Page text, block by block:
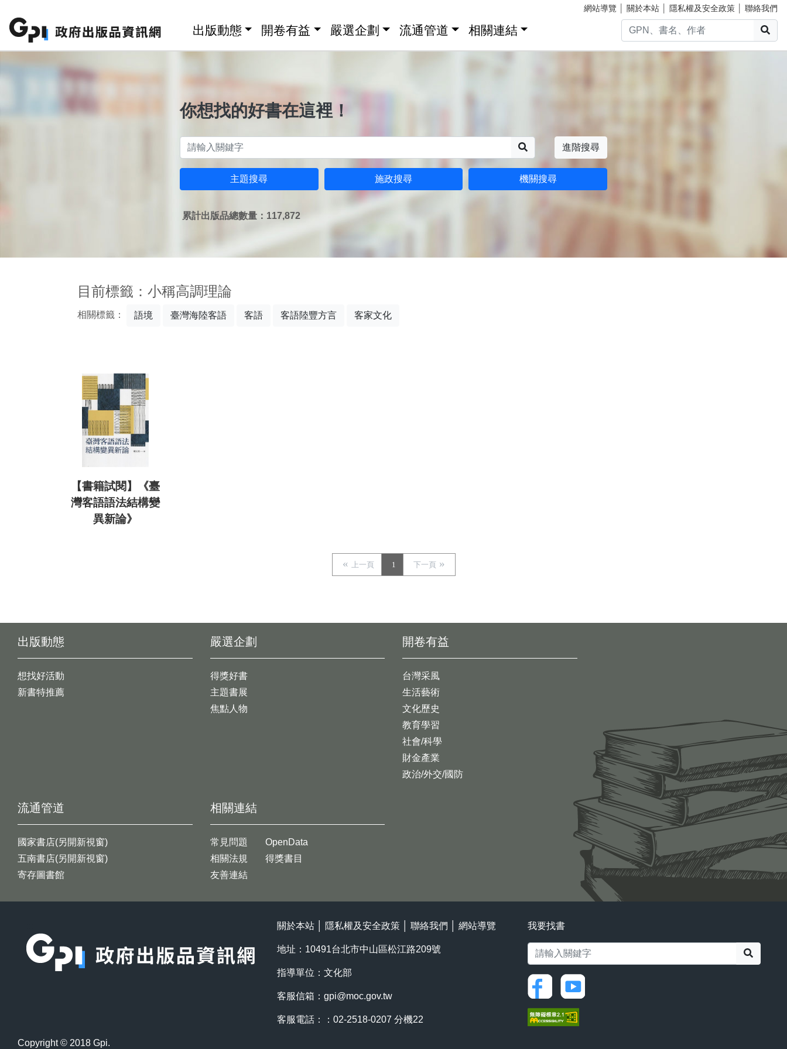
網站導覽 關於本站 隱私權及安全政策 聯絡我們
出版動態 開卷有益 嚴選企劃 流通管道 相關連結
你想找的好書在這裡！
進階搜尋
主題搜尋 施政搜尋 機關搜尋
累計出版品總數量：117,872
目前標籤：小稱高調理論
相關標籤： 語境 臺灣海陸客語 客語 客語陸豐方言 客家文化
【書籍試閱】《臺
灣客語語法結構變
異新論》
上一頁 1 下一頁
出版動態
想找好活動
新書特推薦
開卷有益
台灣采風
生活藝術
文化歷史
教育學習
社會/科學
財金產業
政治/外交/國防
嚴選企劃
得獎好書
主題書展
焦點人物
流通管道
國家書店(另開新視窗)
五南書店(另開新視窗)
寄存圖書館
相關連結
常見問題
相關法規
友善連結
OpenData
得獎書目
關於本站 隱私權及安全政策 聯絡我們 網站導覽
地址：10491台北市中山區松江路209號
指導單位：文化部
客服信箱： gpi@moc.gov.tw
客服電話：：02-2518-0207 分機22
我要找書
Copyright © 2018 Gpi.